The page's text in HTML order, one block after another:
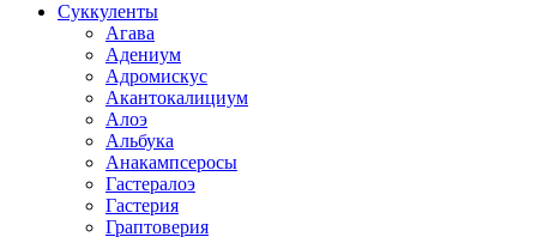
Суккуленты
Агава
Адениум
Адромискус
Акантокалициум
Алоэ
Альбука
Анакампсеросы
Гастералоэ
Гастерия
Граптоверия